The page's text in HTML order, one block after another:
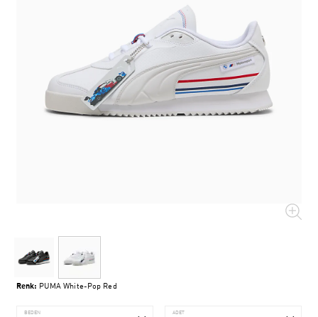
Renk: PUMA White-Pop Red
BEDEN ADET